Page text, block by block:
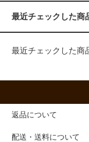
最近チェックした商
最近チェックした商
返品について
配送・送料について